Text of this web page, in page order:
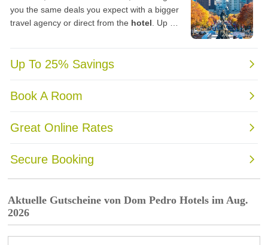
Aktuelle Gutscheine von Dom Pedro Hotels im Aug.
2026